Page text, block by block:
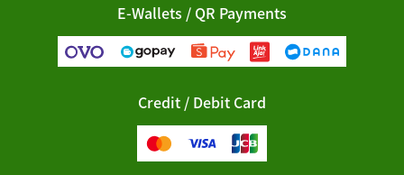
E-Wallets / QR Payments
Credit / Debit Card